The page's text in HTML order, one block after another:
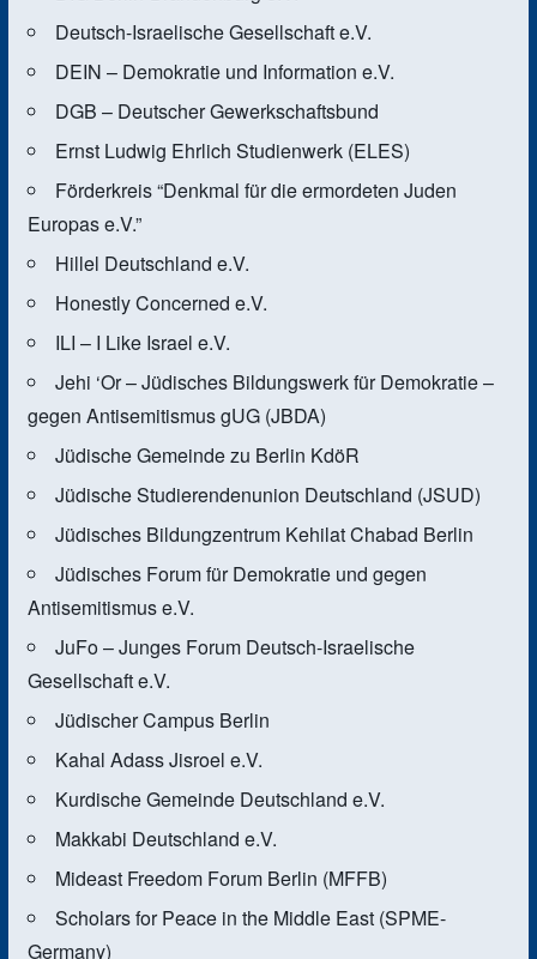
Deutsch-Israelische Gesellschaft e.V.
DEIN – Demokratie und Information e.V.
DGB – Deutscher Gewerkschaftsbund
Ernst Ludwig Ehrlich Studienwerk (ELES)
Förderkreis “Denkmal für die ermordeten Juden
Europas e.V.”
Hillel Deutschland e.V.
Honestly Concerned e.V.
ILI – I Like Israel e.V.
Jehi ‘Or – Jüdisches Bildungswerk für Demokratie –
gegen Antisemitismus gUG (JBDA)
Jüdische Gemeinde zu Berlin KdöR
Jüdische Studierendenunion Deutschland (JSUD)
Jüdisches Bildungzentrum Kehilat Chabad Berlin
Jüdisches Forum für Demokratie und gegen
Antisemitismus e.V.
JuFo – Junges Forum Deutsch-Israelische
Gesellschaft e.V.
Jüdischer Campus Berlin
Kahal Adass Jisroel e.V.
Kurdische Gemeinde Deutschland e.V.
Makkabi Deutschland e.V.
Mideast Freedom Forum Berlin (MFFB)
Scholars for Peace in the Middle East (SPME-
Germany)